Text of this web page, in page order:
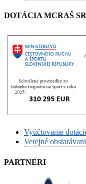
DOTÁCIA MCRAŠ SR
Vyúčtovanie
Verejné
PARTNERI